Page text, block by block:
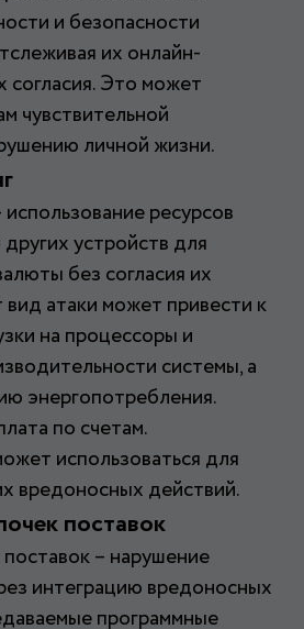
и безопасности
их онлайн-
согласия. Это может
чувствительной
личной жизни.
ресурсов
устройств для
без согласия их
атаки может привести к
на процессоры и
системы, а
энергопотребления.
по счетам.
использоваться для
вредоносных действий.
поставок
– нарушение
интеграцию вредоносных
программные